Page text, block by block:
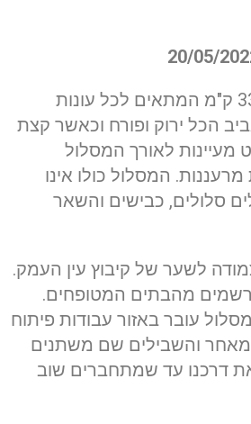
סיבוב נחמד של כ-33 ק"מ המתאים לכל עונות
הכל ירוק ופורח וכאשר קצת
לאורך המסלול
המסלול כולו אינו
סלולים, כבישים והשאר
לשער של קיבוץ עין העמק.
מהבתים המטופחים.
עובר באזור עבודות פיתוח
והשבילים שם משתנים
דרכנו עד שמתחברים שוב